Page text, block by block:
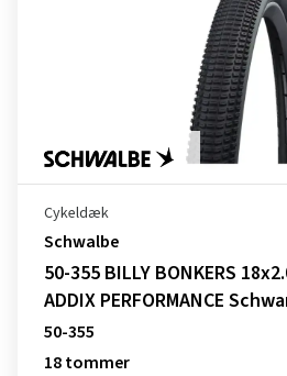
Cykeldæk
Schwalbe
50-355 BILLY BONKERS
ADDIX PERFORMANCE
50-355
18 tommer